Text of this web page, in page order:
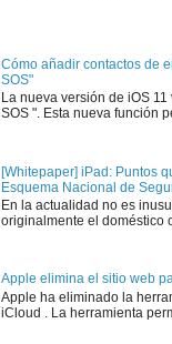
Cómo añadir contactos de
SOS"
La nueva versión de iOS
SOS ". Esta nueva función
[Whitepaper] iPad: Puntos
Esquema Nacional de
En la actualidad no es
originalmente el doméstico
Apple elimina el sitio web
Apple ha eliminado la
iCloud . La herramienta